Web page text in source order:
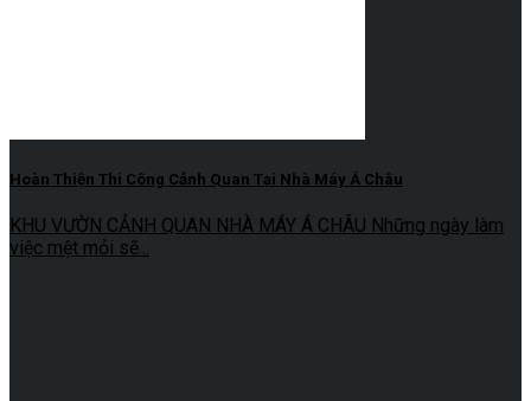
Hoàn Thiện Thi Công Cảnh Quan Tại Nhà Máy Á Châu
KHU VƯỜN CẢNH QUAN NHÀ MÁY Á CHÂU Những ngày làm
việc mệt mỏi sẽ...